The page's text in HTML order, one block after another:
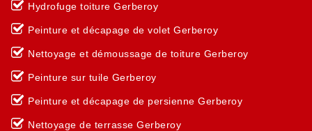
Hydrofuge toiture Gerberoy
Peinture et décapage de volet Gerberoy
Nettoyage et démoussage de toiture Gerberoy
Peinture sur tuile Gerberoy
Peinture et décapage de persienne Gerberoy
Nettoyage de terrasse Gerberoy